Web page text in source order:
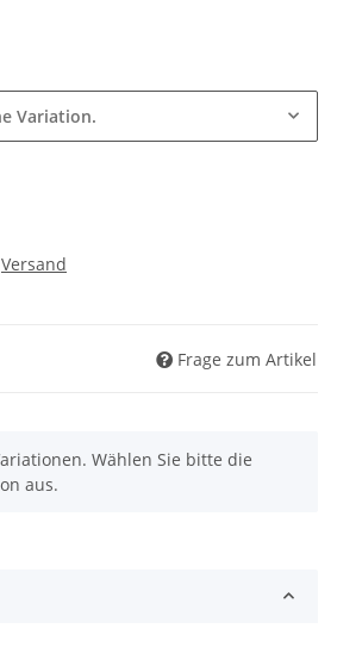
Variation.
Versand
Frage zum Artikel
Wählen Sie bitte die
aus.